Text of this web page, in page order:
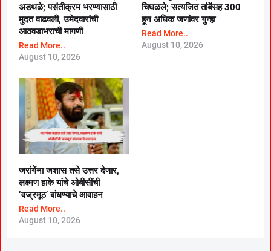
अडथळे; पसंतीक्रम भरण्यासाठी
मुदत वाढवली, उमेदवारांची
आठवडाभराची मागणी
Read More..
August 10, 2026
चिघळले; सत्यजित तांबेंसह 300
हून अधिक जणांवर गुन्हा
Read More..
August 10, 2026
जरांगेंना जशास तसे उत्तर देणार,
लक्ष्मण हाके यांचे ओबीसींची
‘वज्रमूठ’ बांधण्याचे आवाहन
Read More..
August 10, 2026